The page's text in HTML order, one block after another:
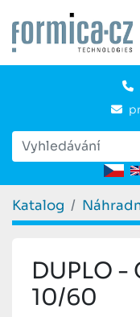
Katalog
DUPLO
10/60